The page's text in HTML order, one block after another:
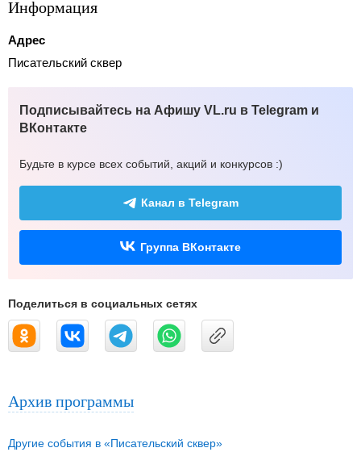
Информация
Адрес
Писательский сквер
Подписывайтесь на Афишу VL.ru в Telegram и
ВКонтакте
Будьте в курсе всех событий, акций и конкурсов :)
Канал в Telegram
Группа ВКонтакте
Поделиться в социальных сетях
Архив программы
Другие события в «Писательский сквер»